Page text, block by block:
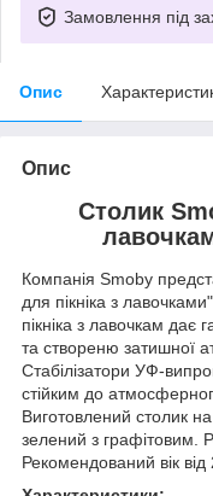
Замовлення під
Опис
Опис
Столик
Компанія Smoby
для пікніка з
пікніка з лавочкам дає
та створеню затишної
Стабілізатори УФ-
стійким до
Виготовлений столик
зелений з графітовим.
Рекомендований вік